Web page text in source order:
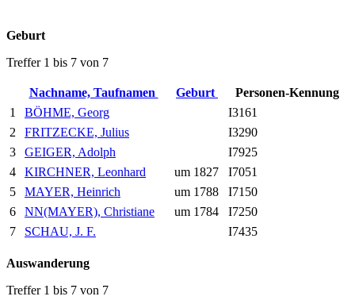
Geburt
Treffer 1 bis 7 von 7
Nachname, Taufnamen Geburt
Personen-Kennung
1
BÖHME, Georg
I3161
2
FRITZECKE, Julius
I3290
3
GEIGER, Adolph
I7925
4
KIRCHNER, Leonhard um 1827
I7051
5
MAYER, Heinrich um 1788
I7150
6
NN(MAYER), Christiane um 1784
I7250
7
SCHAU, J. F. I7435
Auswanderung
Treffer 1 bis 7 von 7